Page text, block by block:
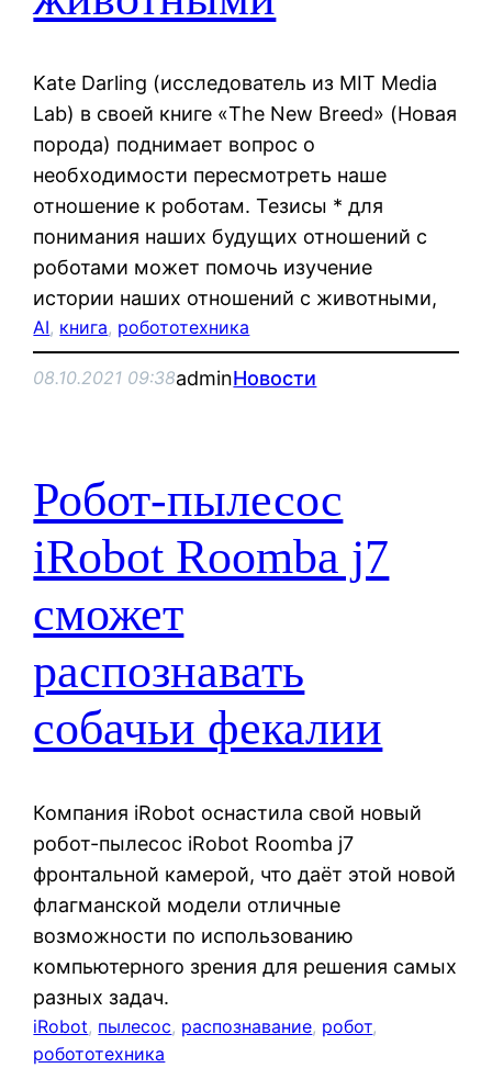
Kate Darling (исследователь из MIT Media
Lab) в своей книге «The New Breed» (Новая
порода) поднимает вопрос о
необходимости пересмотреть наше
отношение к роботам. Тезисы * для
понимания наших будущих отношений с
роботами может помочь изучение
истории наших отношений с животными,
AI, книга, робототехника
08.10.2021 09:38adminНовости
Робот-пылесос
iRobot Roomba j7
сможет
распознавать
собачьи фекалии
Компания iRobot оснастила свой новый
робот-пылесос iRobot Roomba j7
фронтальной камерой, что даёт этой новой
флагманской модели отличные
возможности по использованию
компьютерного зрения для решения самых
разных задач.
iRobot, пылесос, распознавание, робот
робототехника